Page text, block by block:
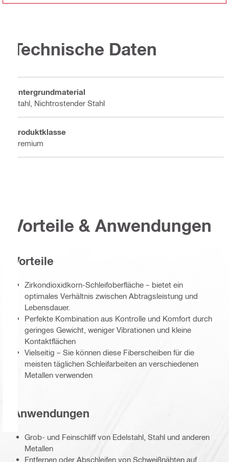
Technische Daten
Untergrundmaterial
Stahl, Nichtrostender Stahl
Produktklasse
Premium
Vorteile & Anwendungen
Vorteile
Zirkondioxidkorn-Schleifoberfläche – bietet ein
optimales Verhältnis zwischen Abtragsleistung und
Lebensdauer.
Perfekte Kombination aus Kontrolle und Komfort durch
geringes Gewicht, weniger Vibrationen und kleine
Kontaktflächen
Vielseitig – Sie können diese Fiberscheiben für die
meisten täglichen Schleifarbeiten an verschiedenen
Metallen verwenden
Anwendungen
Grob- und Feinschliff von Edelstahl, Stahl und anderen
Metallen
Entfernen oder Abschleifen von Schweißnähten auf